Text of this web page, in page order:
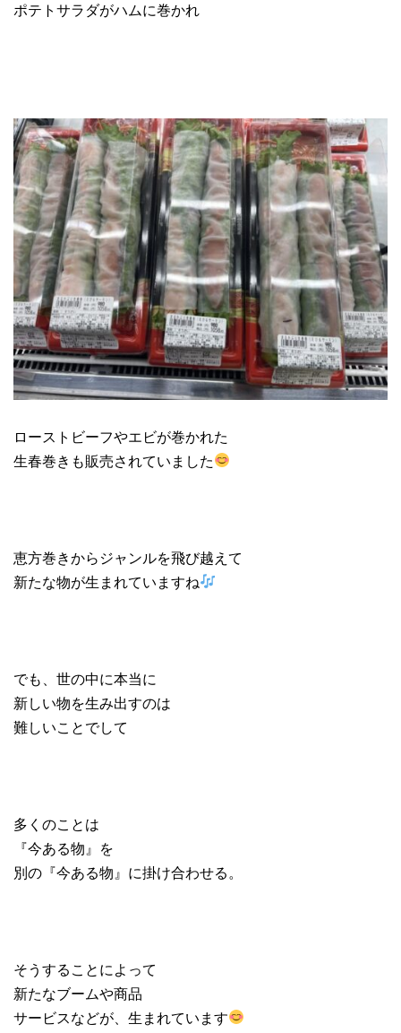
ポテトサラダがハムに巻かれ
ローストビーフやエビが巻かれた
生春巻きも販売されていました
恵方巻きからジャンルを飛び越えて
新たな物が生まれていますね
でも、世の中に本当に
新しい物を生み出すのは
難しいことでして
多くのことは
『今ある物』を
別の『今ある物』に掛け合わせる。
そうすることによって
新たなブームや商品
サービスなどが、生まれています